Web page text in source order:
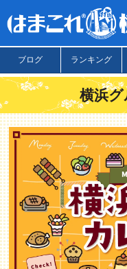
ブログ ランキング
横浜